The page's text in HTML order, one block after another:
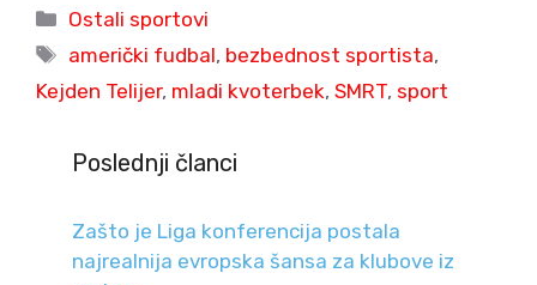
Categories
Ostali sportovi
Tags
američki fudbal, bezbednost sportista,
Kejden Telijer, mladi kvoterbek, SMRT, sport
Poslednji članci
Zašto je Liga konferencija postala
najrealnija evropska šansa za klubove iz